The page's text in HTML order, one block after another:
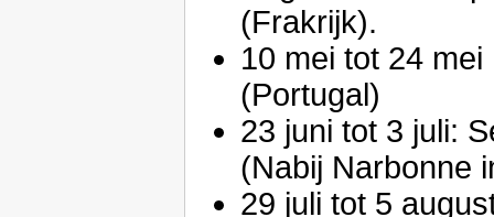
(Frakrijk).
10 mei tot 24
(Portugal)
23 juni tot 3 juli:
(Nabij Narbonne
29 juli tot 5